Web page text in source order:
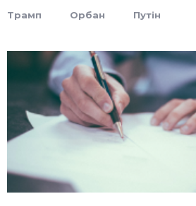
Трамп Орбан Путін